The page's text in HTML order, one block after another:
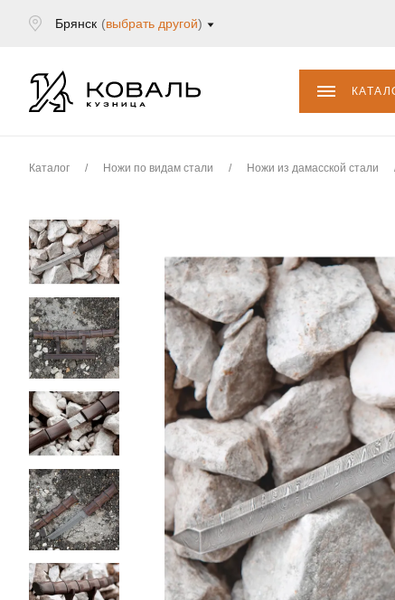
Брянск (выбрать другой)
Каталог / Ножи по видам стали / Ножи из дамасской стали